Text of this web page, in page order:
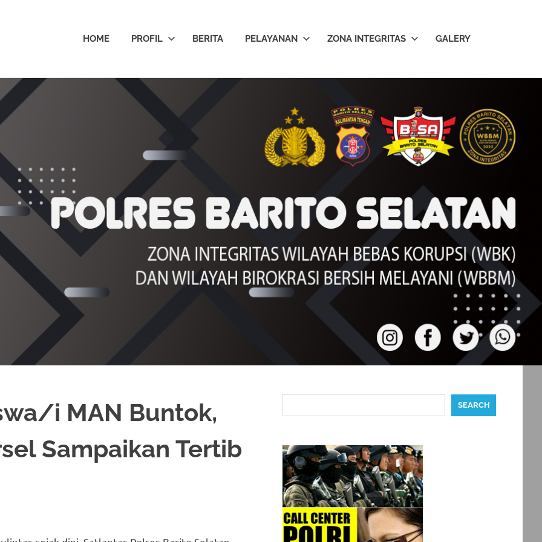
HOME PROFIL BERITA PELAYANAN ZONA INTEGRITAS GALERY
i MAN Buntok,
Sampaikan Tertib
SEARCH